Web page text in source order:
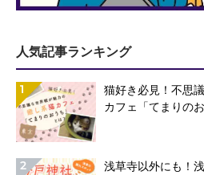
人気記事ランキング
1
猫好き必見！不思
カフェ「てまりの
2
浅草寺以外にも！